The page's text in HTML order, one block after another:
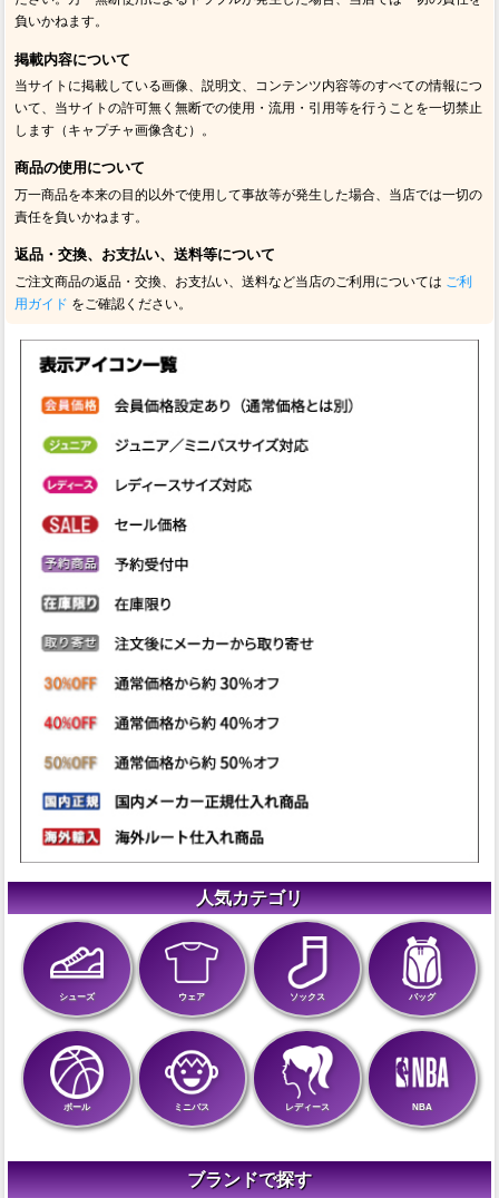
負いかねます。
掲載内容について
当サイトに掲載している画像、説明文、コンテンツ内容等のすべての情報につ
いて、当サイトの許可無く無断での使用・流用・引用等を行うことを一切禁止
します（キャプチャ画像含む）。
商品の使用について
万一商品を本来の目的以外で使用して事故等が発生した場合、当店では一切の
責任を負いかねます。
返品・交換、お支払い、送料等について
ご注文商品の返品・交換、お支払い、送料など当店のご利用については ご利
用ガイド をご確認ください。
人気カテゴリ
シューズ ウェア ソックス バッグ
ボール ミニバス レディース NBA
ブランドで探す